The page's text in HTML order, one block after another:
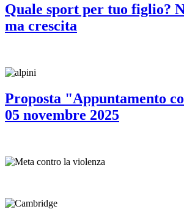
Quale sport per tuo figlio?
ma crescita
Proposta "Appuntamento
05 novembre 2025